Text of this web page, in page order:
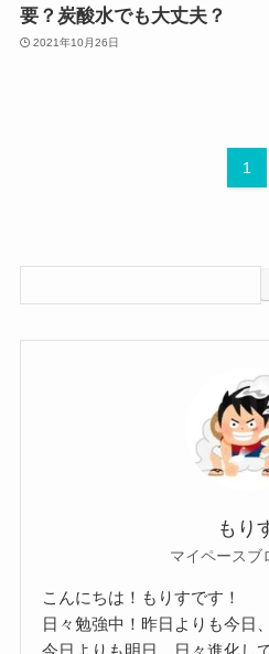
要？炭酸水でも大丈夫？
2021年10月26日
1
もり
マイペースブ
こんにちは！もりすです！
日々勉強中！昨日よりも今日、